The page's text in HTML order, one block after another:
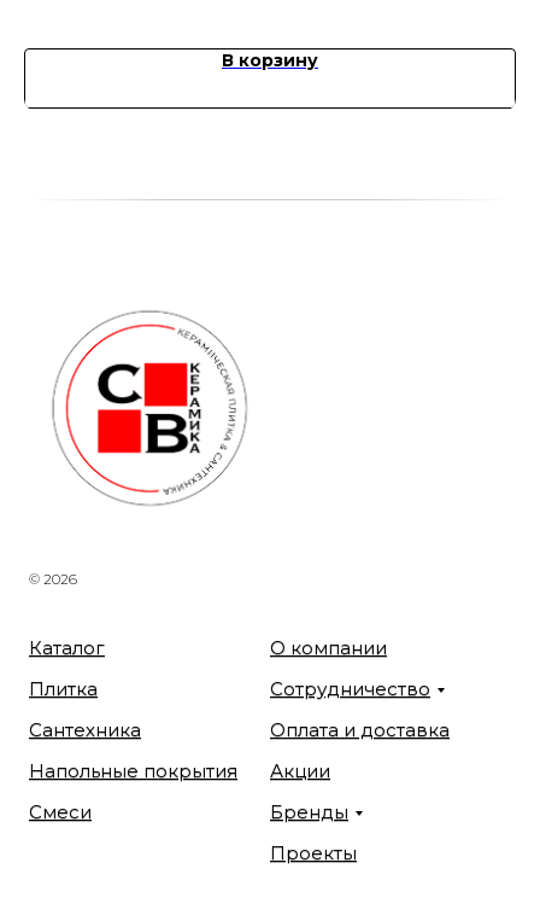
В корзину
© 2026
Каталог
Плитка
Сантехника
Напольные покрытия
Смеси
О компании
Сотрудничество
Оплата и доставка
Акции
Бренды
Проекты